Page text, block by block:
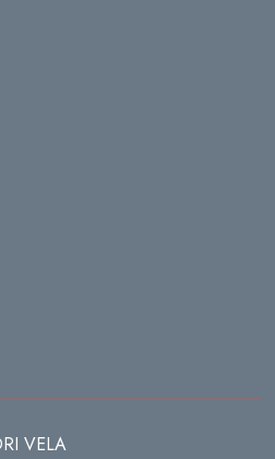
VELA